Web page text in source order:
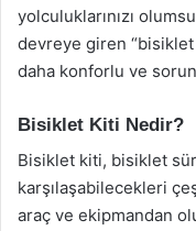
yolculuklarınızı
devreye giren “bisiklet
daha konforlu ve
Bisiklet Kiti Nedir?
Bisiklet kiti, bisiklet
karşılaşabilecekleri
araç ve ekipmandan